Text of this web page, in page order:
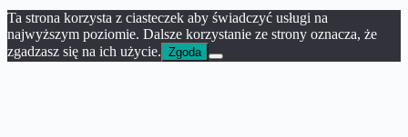
Ta strona korzysta z ciasteczek aby świadczyć usługi na
najwyższym poziomie. Dalsze korzystanie ze strony oznacza, że
zgadzasz się na ich użycie. Zgoda